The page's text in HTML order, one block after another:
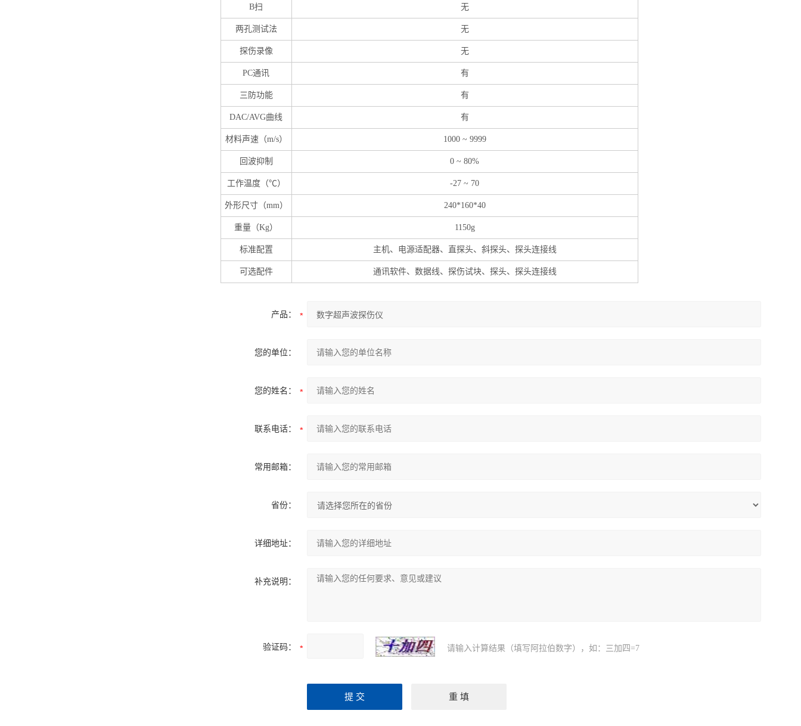
B扫 无
两孔测试法 无
探伤录像 无
PC通讯 有
三防功能 有
DAC/AVG曲线 有
材料声速（m/s） 1000 ~ 9999
回波抑制 0~ 80%
工作温度（℃） -27~ 70
外形尺寸（mm） 240*160*40
重量（Kg） 1150g
标准配置 主机、电源适配器、直探头、斜探头、探头连接线
可选配件 通讯软件、数据线、探伤试块、探头、探头连接线
产品：
您的单位：
您的姓名：
联系电话：
常用邮箱：
省份：
详细地址：
补充说明：
验证码： 请输入计算结果（填写阿拉伯数字），如：三加四=7